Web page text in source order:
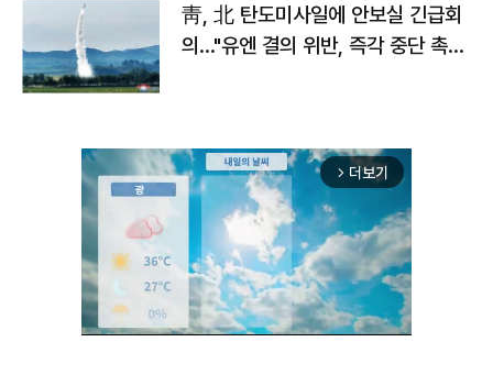
靑, 北 탄도미사일에 안보실 긴급회
의…"유엔 결의 위반, 즉각 중단 촉
arrow_forward_ios 더보기